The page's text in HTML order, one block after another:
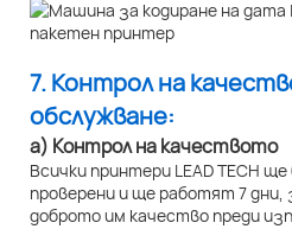
7. Контрол на
обслужване:
а) Контрол на качеството
Всички принтери LEAD TECH
проверени и ще работят 7 дни,
доброто им качество преди